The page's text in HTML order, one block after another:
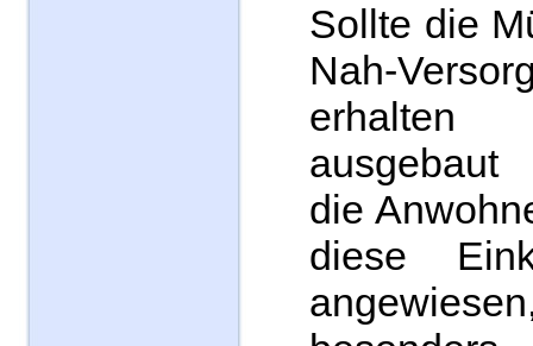
Sollte die
Nah-
die
diese